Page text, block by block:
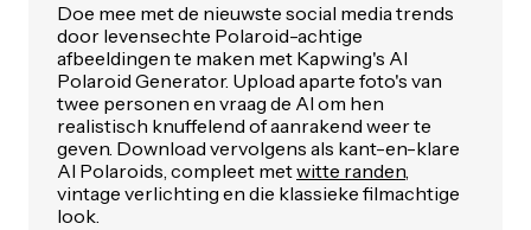
Doe mee met de nieuwste social media trends
door levensechte Polaroid-achtige
afbeeldingen te maken met Kapwing's AI
Polaroid Generator. Upload aparte foto's van
twee personen en vraag de AI om hen
realistisch knuffelend of aanrakend weer te
geven. Download vervolgens als kant-en-klare
AI Polaroids, compleet metwitte randen,
vintage verlichting en die klassieke filmachtige
look.